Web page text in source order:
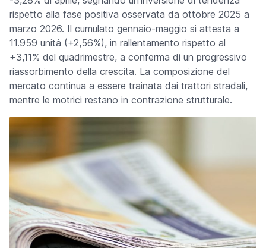
rispetto alla fase positiva osservata da ottobre 2025 a
marzo 2026. Il cumulato gennaio-maggio si attesta a
11.959 unità (+2,56%), in rallentamento rispetto al
+3,11% del quadrimestre, a conferma di un progressivo
riassorbimento della crescita. La composizione del
mercato continua a essere trainata dai trattori stradali,
mentre le motrici restano in contrazione strutturale.